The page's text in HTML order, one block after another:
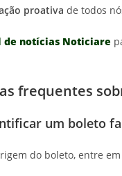
proativa de todos
de notícias Noticiare
frequentes
um boleto
do boleto, entre